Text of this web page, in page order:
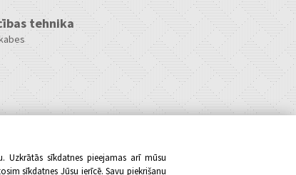
sīkdatnes pieejamas arī mūsu
sīkdatnes Jūsu ierīcē. Savu piekrišanu
tehnika